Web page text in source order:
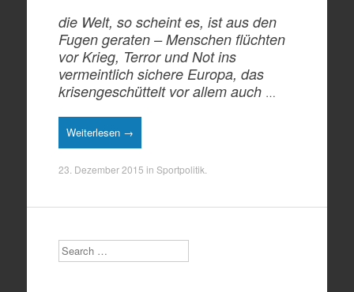
die Welt, so scheint es, ist aus den
Fugen geraten – Menschen flüchten
vor Krieg, Terror und Not ins
vermeintlich sichere Europa, das
krisengeschüttelt vor allem auch …
Weiterlesen →
23. Dezember 2015 in Sportpolitik
Search